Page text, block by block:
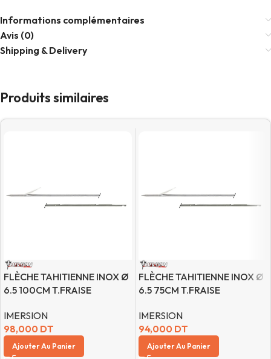
Informations complémentaires
Avis (0)
Shipping & Delivery
Produits similaires
FLÈCHE TAHITIENNE INOX Ø
6.5 100CM T.FRAISE
IMERSION
98,000 DT
Ajouter Au Panier
FLÈCHE TAHITIENNE INOX Ø
6.5 75CM T.FRAISE
IMERSION
94,000 DT
Ajouter Au Panier